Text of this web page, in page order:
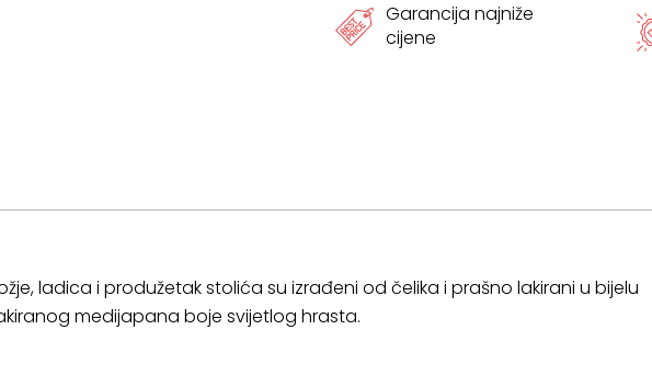
Garancija najniže
cijene
ladica i produžetak stolića su izrađeni od čelika i prašno lakirani u bijelu
medijapana boje svijetlog hrasta.